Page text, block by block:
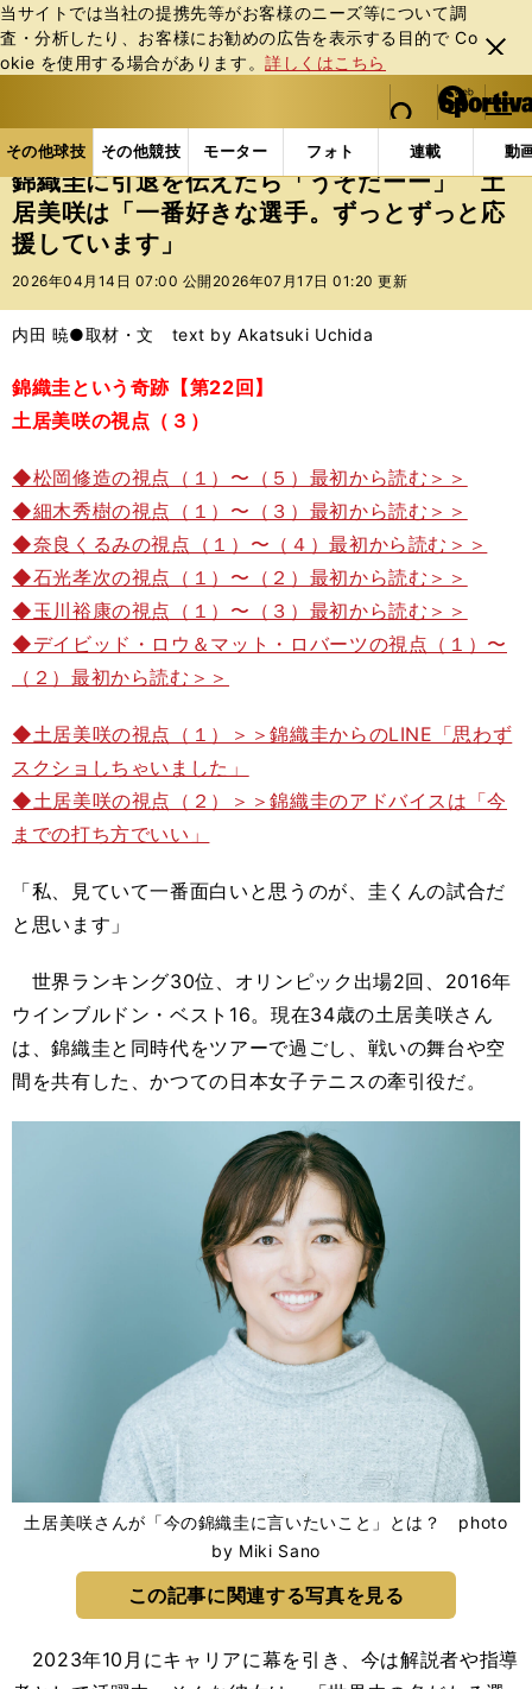
当サイトでは当社の提携先等がお客様のニーズ等について調
査・分析したり、お客様にお勧めの広告を表⽰する⽬的で Co
okie を使⽤する場合があります。詳しくはこちら
閉じ
る
web Sportiva (webスポルティーバ)
検索
マイペ
ー
ジ
メニュ
その他球技 その他競技 モーター フォト 連載 動
ス
ポ
ル
テ
ー
バ
その他球技の記事一覧 テニス 錦織圭に引退を伝え
錦織圭に引退を伝えたら「うそだーー」 土
居美咲は「一番好きな選手。ずっとずっと応
援しています」
2026年04月14日 07:00 公開 2026年07月17日 01:20 更新
内田 暁●取材・文 text by Akatsuki Uchida
錦織圭という奇跡【第22回】
土居美咲の視点（３）
◆松岡修造の視点（１）〜（５）最初から読む＞＞
◆細木秀樹の視点（１）〜（３）最初から読む＞＞
◆奈良くるみの視点（１）〜（４）最初から読む＞＞
◆石光孝次の視点（１）〜（２）最初から読む＞＞
◆玉川裕康の視点（１）〜（３）最初から読む＞＞
◆デイビッド・ロウ＆マット・ロバーツの視点（１）〜
（２）最初から読む＞＞
◆土居美咲の視点（１）＞＞錦織圭からのLINE「思わず
スクショしちゃいました」
◆土居美咲の視点（２）＞＞錦織圭のアドバイスは「今
までの打ち方でいい」
「私、見ていて一番面白いと思うのが、圭くんの試合だ
と思います」
世界ランキング30位、オリンピック出場2回、2016年
ウインブルドン・ベスト16。現在34歳の土居美咲さん
は、錦織圭と同時代をツアーで過ごし、戦いの舞台や空
間を共有した、かつての日本女子テニスの牽引役だ。
土居美咲さんが「今の錦織圭に言いたいこと」とは？ photo
by Miki Sano
この記事に関連する写真を見る
2023年10月にキャリアに幕を引き、今は解説者や指導